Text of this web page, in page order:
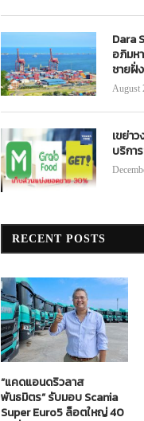
Dara
อภิมห
ชายฝั่
August
เขย่า
บริกา
RECENT POSTS
“แคดแอนดริวลาส
พันธมิตร” รับมอบ Scania
Super Euro5 ล็อตใหญ่ 40